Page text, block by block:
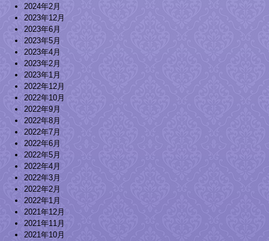
2024年2月
2023年12月
2023年6月
2023年5月
2023年4月
2023年2月
2023年1月
2022年12月
2022年10月
2022年9月
2022年8月
2022年7月
2022年6月
2022年5月
2022年4月
2022年3月
2022年2月
2022年1月
2021年12月
2021年11月
2021年10月